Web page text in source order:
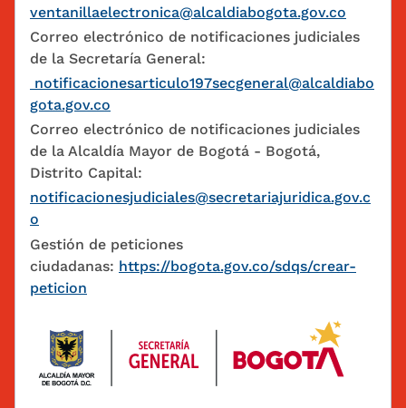
ventanillaelectronica@alcaldiabogota.gov.co
Correo electrónico de notificaciones judiciales
de la Secretaría General:
notificacionesarticulo197secgeneral@alcaldiabo
gota.gov.co
Correo electrónico de notificaciones judiciales
de la Alcaldía Mayor de Bogotá - Bogotá,
Distrito Capital:
notificacionesjudiciales@secretariajuridica.gov.c
o
Gestión de peticiones
ciudadanas: https://bogota.gov.co/sdqs/crear-
peticion